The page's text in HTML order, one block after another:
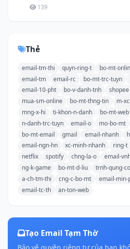
139
Thẻ
email-tm-thi quyn-ring-t bo-mt-
email-tm
email-rc bo-mt-trc-tuyn
email-10-pht
bo-v-danh-tnh shopee
mua-sm-online
bo-mt-thng-tin m-
mng-x-hi
ti-khon-n-danh bo-mt-web
n-danh-trc-tuyn
email-o mo-bo-mt
bo-mt-email
gmail email-nhanh
email-ngn-hn
xc-minh-nhanh ring-t
netflix
spotify chng-la-o email-
ng-k-game
bo-mt-d-liu trnh-qung-co
a-ch-tm-thi
cng-c-bo-mt email-min-
email-tc-th
an-ton-web
Tạo Email Tạm Thờ